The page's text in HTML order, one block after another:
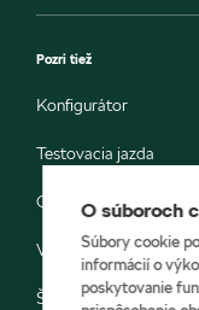
Pozri tiež
Konfigurátor
Testovacia jazda
Objednávka do servisu
Vozidlá ihneď k odberu
Škoda E-shop
O súboroch
Súbory cookie
informácií o
poskytovanie